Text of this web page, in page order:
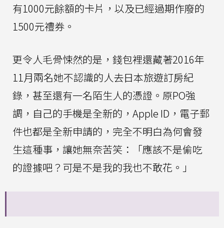
有1000元餘額的卡片，以及已經過期作廢的
1500元禮券。
更令人毛骨悚然的是，錢包裡還藏著2016年
11月兩名她不認識的人去日本旅遊訂房紀
錄，甚至還有一名陌生人的憑證。原PO強
調，自己的手機是全新的，Apple ID，電子郵
件也都是全新申請的，完全不明白為何會發
生這種事，讓她無奈苦笑：「應該不是偷吃
的證據吧？可是不是我的我也不敢花。」